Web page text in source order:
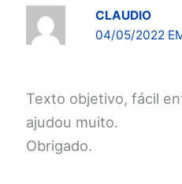
CLAUDIO
04/05/2022
Texto objetivo, fácil
ajudou muito.
Obrigado.